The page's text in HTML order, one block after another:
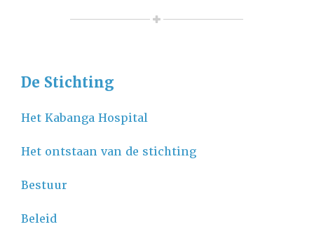
De Stichting
Het Kabanga Hospital
Het ontstaan van de stichting
Bestuur
Beleid